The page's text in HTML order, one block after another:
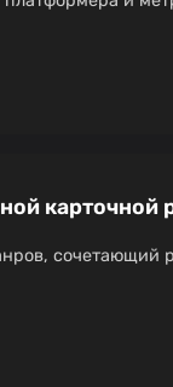
карточной
сочетающий